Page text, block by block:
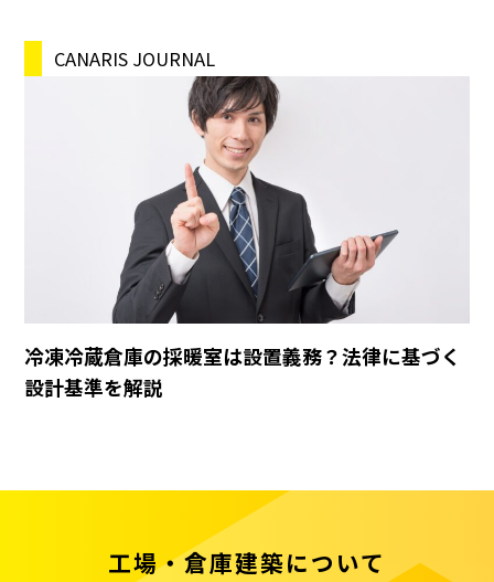
CANARIS JOURNAL
冷凍冷蔵倉庫の採暖室は設置義務？法律に基づく
設計基準を解説
工場・倉庫建築について